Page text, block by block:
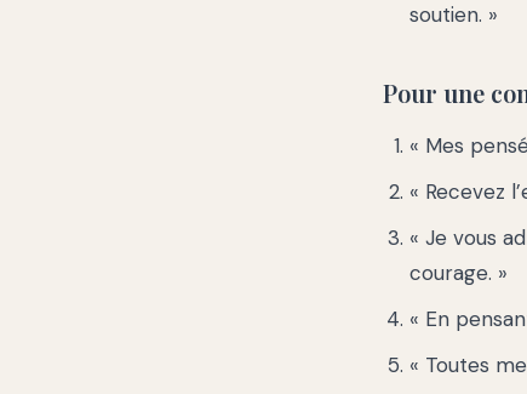
soutien. »
Pour une
« Mes
« Recevez
« Je vous
courage. »
« En
« Toutes